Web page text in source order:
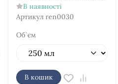
В наявності
Артикул ren0030
Об`єм
В кошик